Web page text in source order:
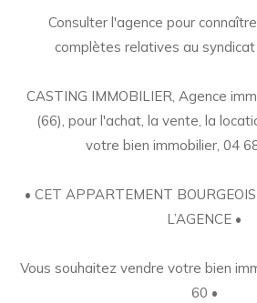
Consulter l'agence pour
complètes relatives au
CASTING IMMOBILIER, Agence
(66), pour l'achat, la vente, la
votre bien immobilier, 04
• CET APPARTEMENT
L’AGENCE •
Vous souhaitez vendre votre bien
60 •